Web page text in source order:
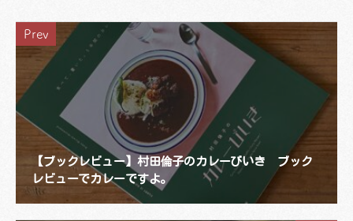
Prev
【ブックレビュー】村田倫子のカレーびいき ブック
レビューでカレーですよ。